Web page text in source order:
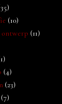
(10)
(11)
(4)
(23)
(7)